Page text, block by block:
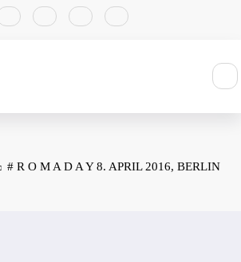
# R O M A D A Y 8. APRIL 2016, BERLIN